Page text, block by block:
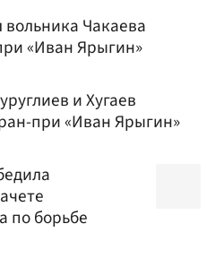
Чакаева
«Иван Ярыгин»
и Хугаев
при «Иван Ярыгин»
по борьбе